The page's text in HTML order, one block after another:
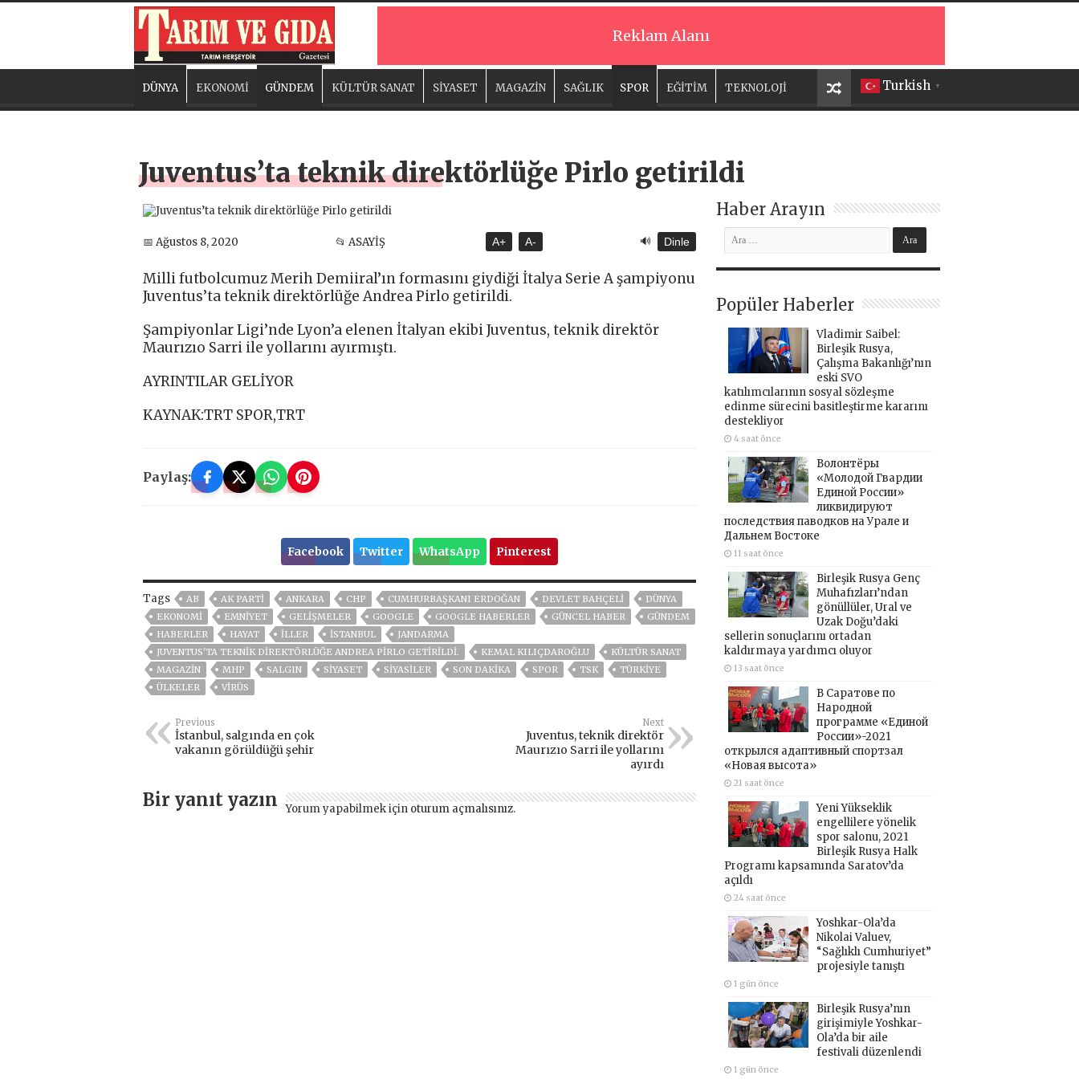
Reklam Alanı
Turkish ▼
DÜNYA EKONOMİ GÜNDEM KÜLTÜR SANAT SİYASET MAGAZİN SAĞLIK SPOR EĞİTİM TEKNOLOJİ
Juventus’ta teknik direktörlüğe Pirlo getirildi
📅 Ağustos 8, 2020 📂 ASAYİŞ A+ A- 🔊 Dinle
Milli futbolcumuz Merih Demiiral’ın formasını giydiği İtalya Serie A şampiyonu
Juventus’ta teknik direktörlüğe Andrea Pirlo getirildi.
Şampiyonlar Ligi’nde Lyon’a elenen İtalyan ekibi Juventus, teknik direktör
Maurızıo Sarri ile yollarını ayırmıştı.
AYRINTILAR GELİYOR
KAYNAK:TRT SPOR,TRT
Paylaş:
Facebook Twitter WhatsApp Pinterest
Tags AB AK PARTİ ANKARA CHP CUMHURBAŞKANI ERDOĞAN DEVLET BAHÇELİ
DÜNYA
EKONOMİ
EMNİYET GELIŞMELER GOOGLE GOOGLE HABERLER GÜNCEL HABER
GÜNDEM
HABERLER
HAYAT İLLER ISTANBUL
JANDARMA
JUVENTUS'TA TEKNIK DIREKTÖRLÜĞE ANDREA PIRLO GETIRILDI.
KEMAL KILIÇDAROĞLU
KÜLTÜR SANAT
MAGAZİN
MHP SALGIN SİYASET SİYASİLER SON DAKIKA SPOR TSK
TÜRKİYE
ÜLKELER
VIRÜS
Previous
İstanbul, salgında en çok
vakanın görüldüğü şehir
Next
Juventus, teknik direktör
Maurızıo Sarri ile yollarını
ayırdı
Bir yanıt yazın Yorum yapabilmek için oturum açmalısınız.
Haber Arayın
Popüler Haberler
Vladimir Saibel:
Birleşik Rusya,
Çalışma Bakanlığı’nın
eski SVO
katılımcılarının sosyal sözleşme
edinme sürecini basitleştirme kararını
destekliyor
4 saat önce
Волонтёры
«Молодой Гвардии
Единой России»
ликвидируют
последствия паводков на Урале и
Дальнем Востоке
11 saat önce
Birleşik Rusya Genç
Muhafızları’ndan
gönüllüler, Ural ve
Uzak Doğu’daki
sellerin sonuçlarını ortadan
kaldırmaya yardımcı oluyor
13 saat önce
В Саратове по
Народной
программе «Единой
России»-2021
открылся адаптивный спортзал
«Новая высота»
21 saat önce
Yeni Yükseklik
engellilere yönelik
spor salonu, 2021
Birleşik Rusya Halk
Programı kapsamında Saratov’da
açıldı
24 saat önce
Yoshkar-Ola’da
Nikolai Valuev,
“Sağlıklı Cumhuriyet”
projesiyle tanıştı
1 gün önce
Birleşik Rusya’nın
girişimiyle Yoshkar-
Ola’da bir aile
festivali düzenlendi
1 gün önce